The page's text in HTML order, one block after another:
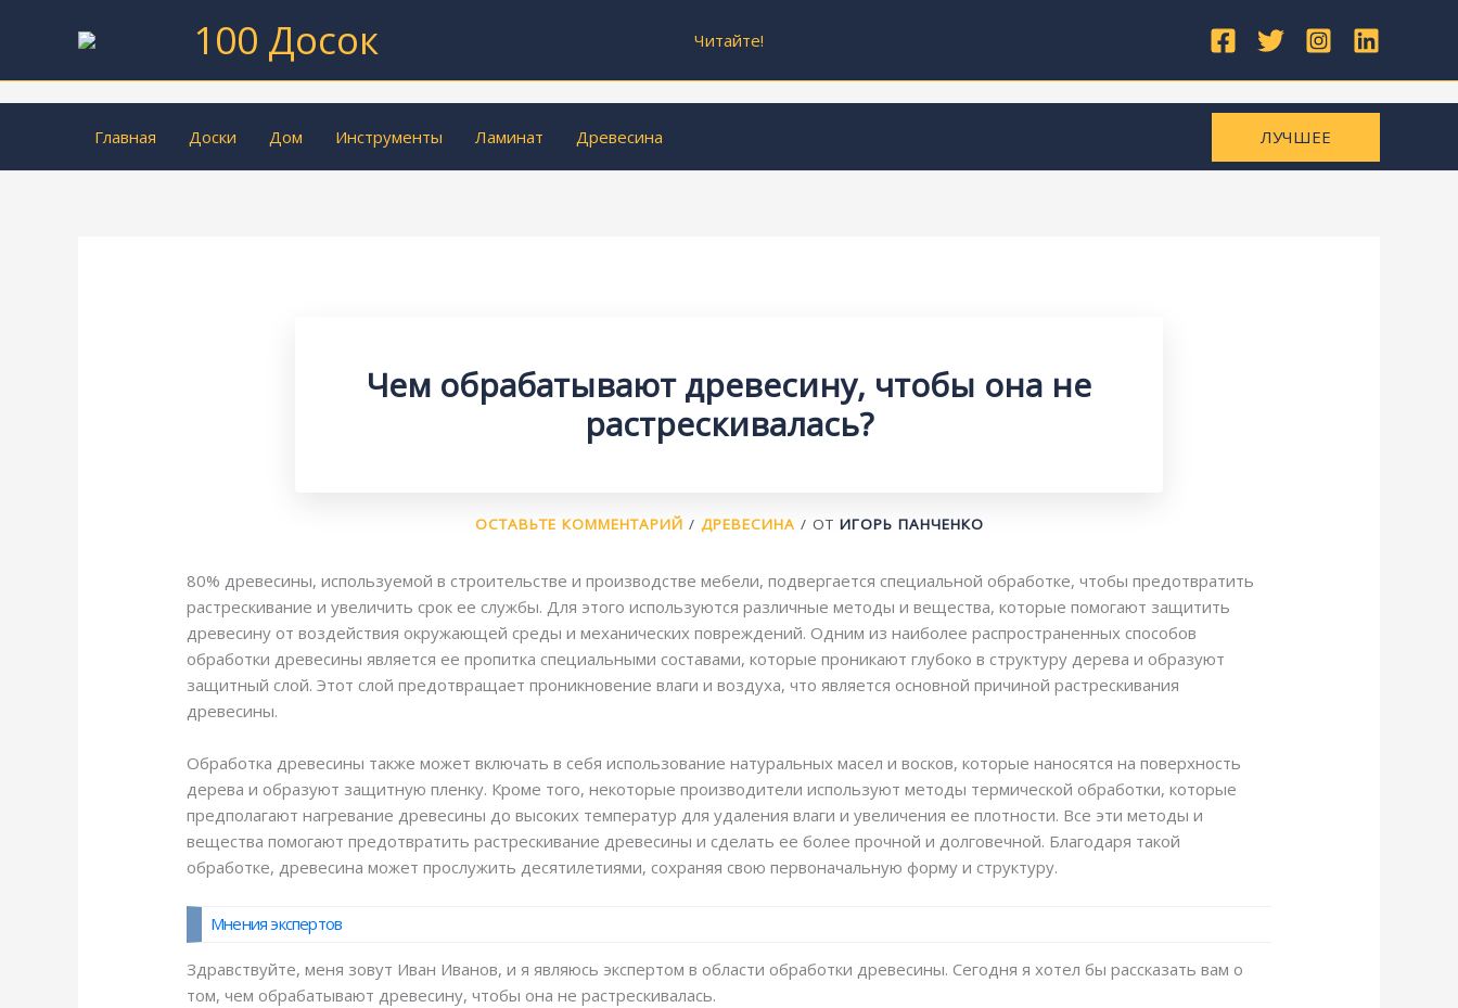
100 Досок Читайте!
Главная Доски Дом Инструменты Ламинат Древесина ЛУЧШЕЕ
Чем обрабатывают древесину, чтобы она не
растрескивалась?
ОСТАВЬТЕ КОММЕНТАРИЙ / ДРЕВЕСИНА / ОТ ИГОРЬ ПАНЧЕНКО
80% древесины, используемой в строительстве и производстве мебели, подвергается специальной обработке, чтобы предотвратить
растрескивание и увеличить срок ее службы. Для этого используются различные методы и вещества, которые помогают защитить
древесину от воздействия окружающей среды и механических повреждений. Одним из наиболее распространенных способов
обработки древесины является ее пропитка специальными составами, которые проникают глубоко в структуру дерева и образуют
защитный слой. Этот слой предотвращает проникновение влаги и воздуха, что является основной причиной растрескивания
древесины.
Обработка древесины также может включать в себя использование натуральных масел и восков, которые наносятся на поверхность
дерева и образуют защитную пленку. Кроме того, некоторые производители используют методы термической обработки, которые
предполагают нагревание древесины до высоких температур для удаления влаги и увеличения ее плотности. Все эти методы и
вещества помогают предотвратить растрескивание древесины и сделать ее более прочной и долговечной. Благодаря такой
обработке, древесина может прослужить десятилетиями, сохраняя свою первоначальную форму и структуру.
Мнения экспертов
Здравствуйте, меня зовут Иван Иванов, и я являюсь экспертом в области обработки древесины. Сегодня я хотел бы рассказать вам о
том, чем обрабатывают древесину, чтобы она не растрескивалась.